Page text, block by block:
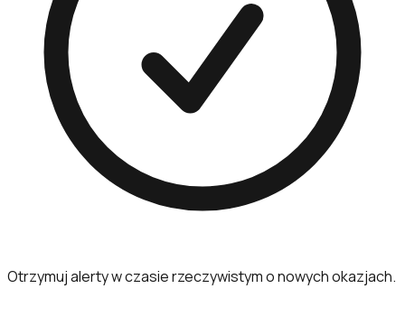
Otrzymuj alerty w czasie rzeczywistym o nowych okazjach.